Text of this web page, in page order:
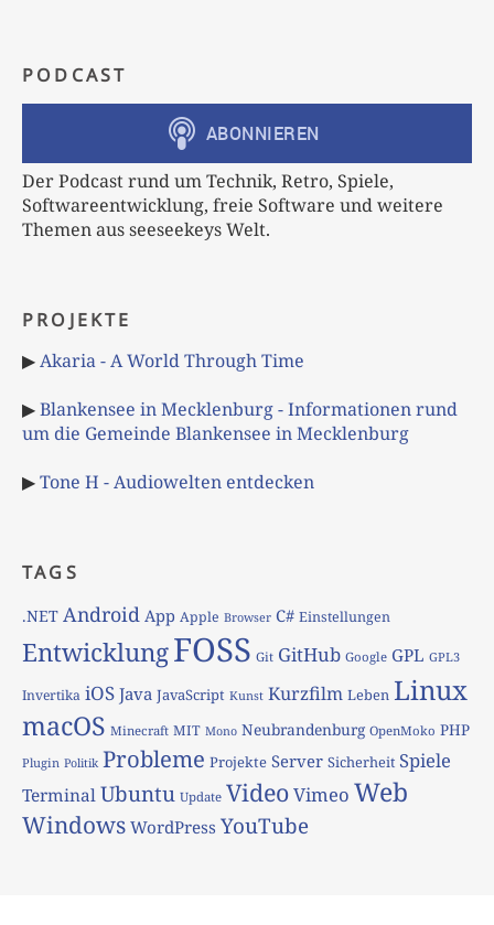
PODCAST
Der Podcast rund um Technik, Retro, Spiele,
Softwareentwicklung, freie Software und weitere
Themen aus seeseekeys Welt.
PROJEKTE
▶Akaria - A World Through Time
▶Blankensee in Mecklenburg - Informationen rund
um die Gemeinde Blankensee in Mecklenburg
▶Tone H - Audiowelten entdecken
TAGS
.NET Android App Apple Browser C# Einstellungen
EntwicklungFOSS Git GitHub Google GPL GPL3
Invertika iOS Java JavaScript Kunst Kurzfilm Leben Linux
macOS Minecraft MIT Mono Neubrandenburg OpenMoko PHP
Plugin Politik Probleme Projekte Server Sicherheit Spiele
TerminalUbuntu Update VideoVimeo Web
Windows WordPress YouTube